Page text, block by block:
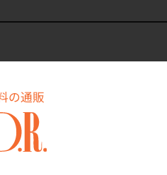
の通販